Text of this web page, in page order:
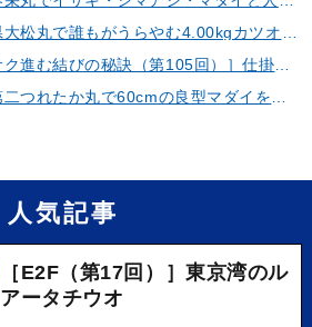
人気記事
［E2F（第17回）］東京湾のル
アータチウオ